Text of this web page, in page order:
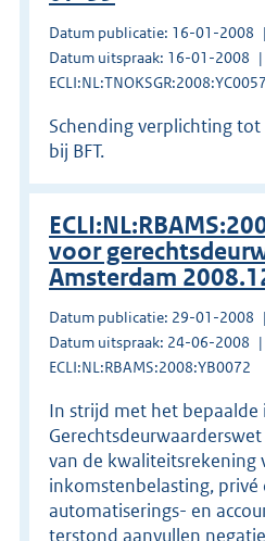
Datum publicatie: 16-01-2008
Datum uitspraak: 16-01-2008
ECLI:NL:TNOKSGR:2008:YC0057
Schending verplichting
bij BFT.
voor
Amsterdam
Datum publicatie: 29-01-2008
Datum uitspraak: 24-06-2008
ECLI:NL:RBAMS:2008:YB0072
In strijd met het bepaalde
van de kwaliteitsrekening
inkomstenbelasting, privé
automatiserings- en
terstond aanvullen